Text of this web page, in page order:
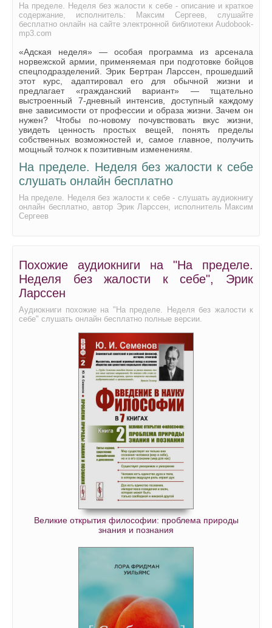
На пределе. Неделя без жалости к себе - описание и краткое
содержание, исполнитель: Максим Сергеев, слушайте
бесплатно онлайн на сайте электронной библиотеки Audobook-
mp3.com
«Адская неделя» — особая программа из арсенала
норвежской армии, применяемая при подготовке бойцов
спецподразделений. Эрик Бертран Ларссен, прошедший
этот курс, адаптировал его для обычной жизни и
предлагает «гражданский вариант» — тщательно
выстроенный 7‑дневный интенсив, доступный каждому
вне зависимости от профессии и образа жизни. Зачем он
нужен? Чтобы по-новому почувствовать вкус жизни,
увидеть ценность простых вещей, понять пределы
собственных возможностей и, самое главное, получить
мощный толчок к позитивным изменениям.
На пределе. Неделя без жалости к себе
слушать онлайн бесплатно
На пределе. Неделя без жалости к себе - слушать аудиокнигу
онлайн бесплатно, автор Эрик Ларссен, исполнитель Максим
Сергеев
Похожие аудиокниги на "На пределе.
Неделя без жалости к себе", Эрик
Ларссен
Аудиокниги похожие на "На пределе. Неделя без жалости к
себе" слушать онлайн бесплатно полные версии.
Великие открытия философии: проблема природы
знания и познания